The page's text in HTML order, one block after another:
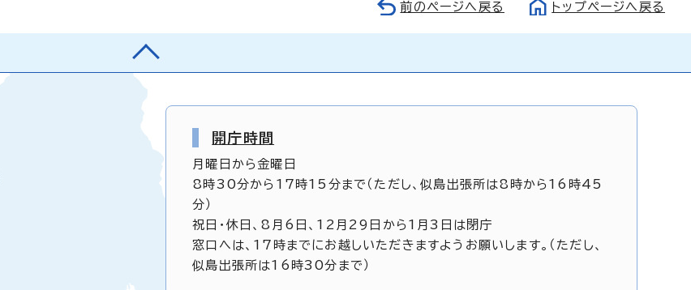
前のページへ戻る トップページへ戻る
開庁時間
月曜日から金曜日
8時30分から17時15分まで（ただし、似島出張所は8時から16時45
分）
祝日・休日、8月6日、12月29日から1月3日は閉庁
窓口へは、17時までにお越しいただきますようお願いします。（ただし、
似島出張所は16時30分まで）